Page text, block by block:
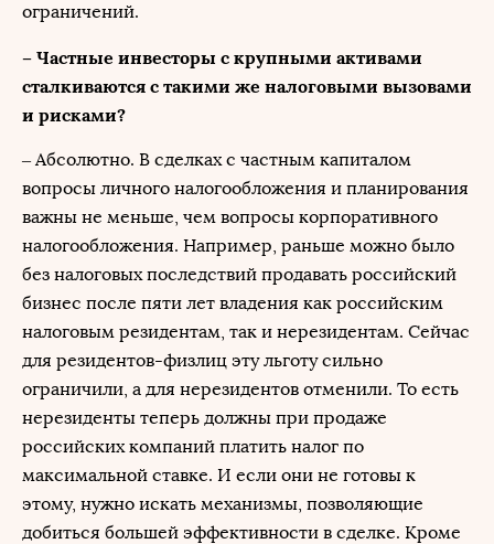
ограничений.
– Частные инвесторы с крупными активами
сталкиваются с такими же налоговыми вызовами
и рисками?
– Абсолютно. В сделках с частным капиталом
вопросы личного налогообложения и планирования
важны не меньше, чем вопросы корпоративного
налогообложения. Например, раньше можно было
без налоговых последствий продавать российский
бизнес после пяти лет владения как российским
налоговым резидентам, так и нерезидентам. Сейчас
для резидентов-физлиц эту льготу сильно
ограничили, а для нерезидентов отменили. То есть
нерезиденты теперь должны при продаже
российских компаний платить налог по
максимальной ставке. И если они не готовы к
этому, нужно искать механизмы, позволяющие
добиться большей эффективности в сделке. Кроме